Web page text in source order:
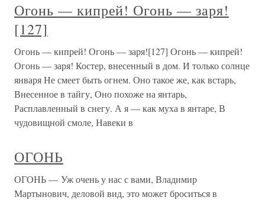
Огонь — кипрей! Огонь — заря!
[127]
Огонь — кипрей! Огонь — заря![127] Огонь — кипрей!
Огонь — заря! Костер, внесенный в дом. И только солнце
января Не смеет быть огнем. Оно такое же, как встарь,
Внесенное в тайгу, Оно похоже на янтарь,
Расплавленный в снегу. А я — как муха в янтаре, В
чудовищной смоле, Навеки в
ОГОНЬ
ОГОНЬ — Уж очень у нас с вами, Владимир
Мартынович, деловой вид, это может броситься в